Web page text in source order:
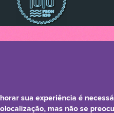
sua experiência é
mas não se